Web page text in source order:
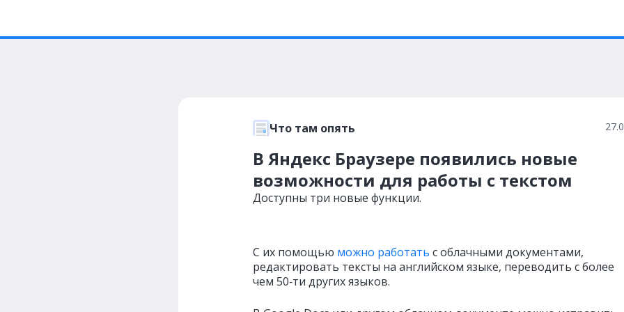
Что там опять
В Яндекс Браузере появились новые
возможности для работы с текстом
Доступны три новые функции.
С их помощью можно работать с облачными документами,
редактировать тексты на английском языке, переводить с более
чем 50‑ти других языков.